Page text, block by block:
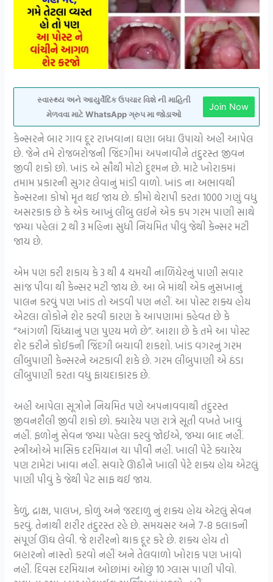
સ્વાસ્થ્ય અને આયુર્વેદિક ઉપચાર વિશે ની માહિતી
મેળવવા માટે WhatsApp ગ્રુપ મા જોડાઓ
Join Now
કેન્સરને બાર ગાવ દૂર રાખવાના ઘણા બધા ઉપાયો અહી આપેલ
છે. જેને તમે રોજબરોજની જિંદગીમાં અપનાવીને તંદુરસ્ત જીવન
જીવી શકો છો. ખાંડ એ સૌથી મોટો દુશ્મન છે. માટે ખોરાકમાં
તમામ પ્રકારની સુગર લેવાનું માંડી વાળો. ખાંડ ના અભાવથી
કેન્સરના કોષો મૃત થઈ જાય છે. કીમો થેરાપી કરતા 1000 ગણું વધુ
અસરકાક છે કે એક આખું લીંબુ લઈને એક કપ ગરમ પાણી સાથે
જમ્યા પહેલાં 2 થી 3 મહિના સુધી નિયમિત પીવું જેથી કેન્સર મટી
જાય છે.
એમ પણ કરી શકાય કે 3 થી 4 ચમચી નાળિયેરનું પાણી સવાર
સાંજ પીવા થી કેન્સર મટી જાય છે. આ બે માંથી એક નુસખાનું
પાલન કરવું પણ ખાંડ તો અડવી પણ નહીં. આ પોસ્ટ શક્ય હોય
એટલા લોકોને શેર કરવી કારણ કે આપણામાં કહેવત છે કે
“આંગળી ચિંધ્યાનું પણ પુણ્ય મળે છે”. આશા છે કે તમે આ પોસ્ટ
શેર કરીને કોઈકની જિંદગી બચાવી શકશો. ખાંડ વગરનું ગરમ
લીંબુપાણી કેન્સરને અટકાવી શકે છે. ગરમ લીંબુપાણી એ ઠંડા
લીંબુપાણી કરતા વધુ ફાયદાકારક છે.
અહી આપેલા સૂત્રોને નિયમિત પણે અપનાવવાથી તંદુરસ્ત
જીવનશૈલી જીવી શકો છો. ક્યારેય પણ રાત્રે સૂતી વખતે ખાવું
નહીં. ફળોનું સેવન જમ્યા પહેલા કરવું જોઈએ, જમ્યા બાદ નહીં.
સ્ત્રીઓએ માસિક દરમિયાન ચા પીવી નહીં. ખાલી પેટે ક્યારેય
પણ ટામેટાં ખાવા નહીં. સવારે ઊઠીને ખાલી પેટે શક્ય હોય એટલું
પાણી પીવું કે જેથી પેટ સાફ થઈ જાય.
કેળું, દ્રાક્ષ, પાલખ, કોળું અને જરદાળુ નું શક્ય હોય એટલું સેવન
કરવું. તેનાથી શરીર તંદુરસ્ત રહે છે. સમયસર અને 7-8 કલાકની
સંપૂર્ણ ઊંઘ લેવી. જે શરીરનો થાક દૂર કરે છે. શક્ય હોય તો
બહારનો નાસ્તો કરવો નહીં અને તેલવાળો ખોરાક પણ ખાવો
નહીં. દિવસ દરમિયાન ઓછાંમાં ઓછું 10 ગ્લાસ પાણી પીવો.